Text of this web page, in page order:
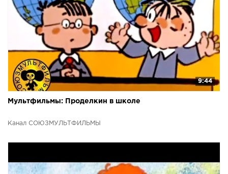
9:44
Мультфильмы: Проделкин в школе
Канал СОЮЗМУЛЬТФИЛЬМЫ